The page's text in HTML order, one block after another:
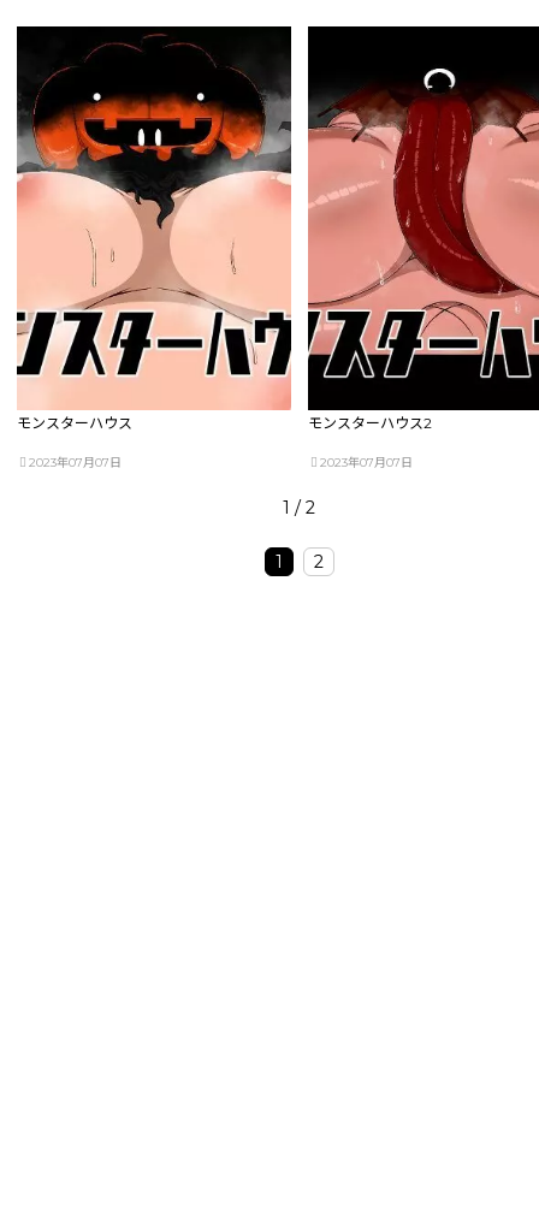
モンスターハウス
2023年07月07日
モンスターハウス2
2023年07月07日
1 / 2
1 2